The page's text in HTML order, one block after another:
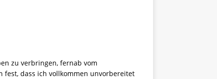
zu verbringen, fernab vom
fest, dass ich vollkommen unvorbereitet